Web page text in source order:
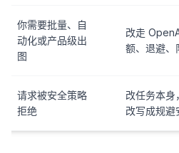
你需要批量、自
动化或产品级出
图
改走
额、退避、
请求被安全策略
拒绝
改任务本身
改写成规避